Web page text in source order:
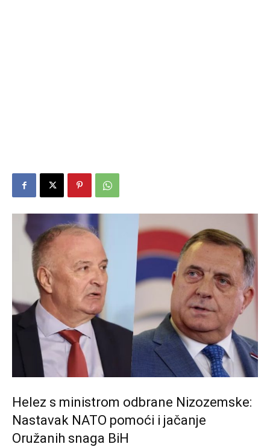
Helez s ministrom odbrane Nizozemske:
Nastavak NATO pomoći i jačanje
Oružanih snaga BiH